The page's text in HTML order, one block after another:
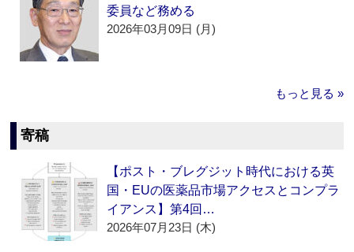
委員など務める
2026年03月09日 (月)
もっと見る »
寄稿
【ポスト・ブレグジット時代における英
国・EUの医薬品市場アクセスとコンプラ
イアンス】第4回…
2026年07月23日 (木)